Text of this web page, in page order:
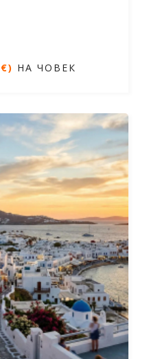
НА ЧОВЕК
НА ЧОВЕК